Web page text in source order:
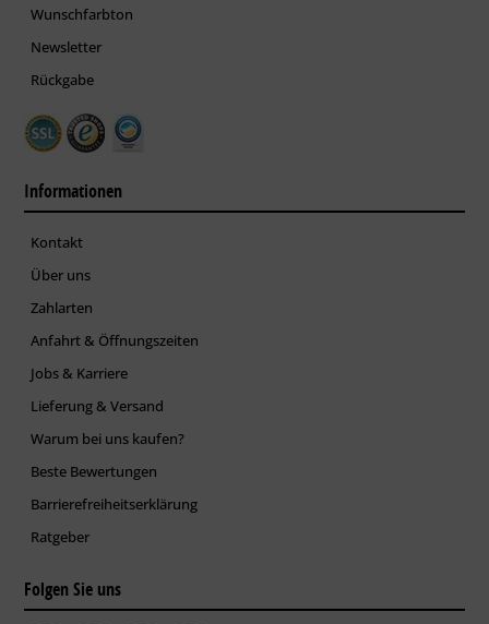
Wunschfarbton
Newsletter
Rückgabe
Informationen
Kontakt
Über uns
Zahlarten
Anfahrt & Öffnungszeiten
Jobs & Karriere
Lieferung & Versand
Warum bei uns kaufen?
Beste Bewertungen
Barrierefreiheitserklärung
Ratgeber
Folgen Sie uns